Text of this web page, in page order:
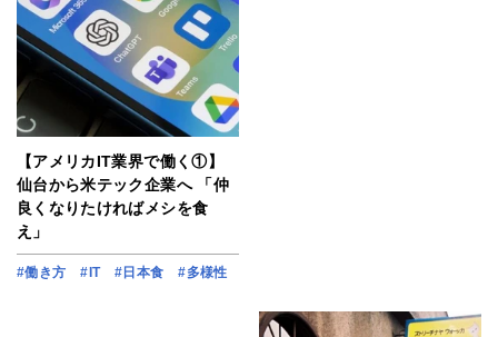
【アメリカIT業界で働く①】
仙台から米テック企業へ 「仲
良くなりたければメシを食
え」
#働き方 #IT #日本食 #多様性